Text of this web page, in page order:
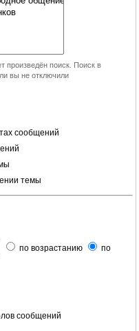
поиск. Поиск в
вы не отключили
сообщений
темы
по возрастанию
по
сообщений